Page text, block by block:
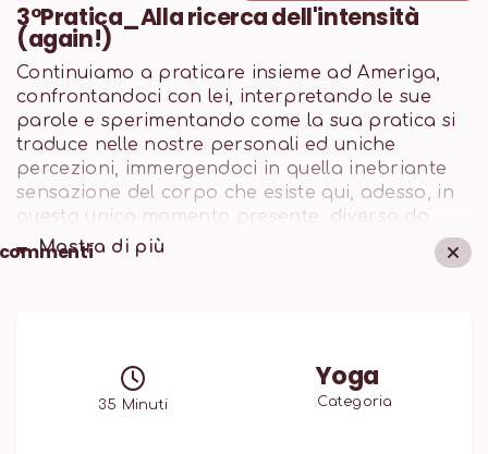
3°Pratica_Alla ricerca dell'intensità
(again!)
Continuiamo a praticare insieme ad Ameriga,
confrontandoci con lei, interpretando le sue
parole e sperimentando come la sua pratica si
traduce nelle nostre personali ed uniche
percezioni, immergendoci in quella inebriante
sensazione del corpo che esiste qui, adesso, in
questo unico momento presente, diverso da
quello prima e diverso da quello che arriverà
andremo a sentire muscoli che normalmente
non sono ingaggiati e che giacciono assopiti
Mostra di più
35 Minuti
Yoga
Categoria